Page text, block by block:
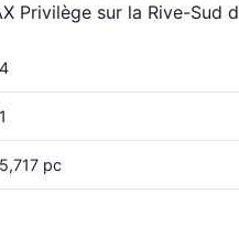
Privilège sur la Rive-Sud
4
1
5,717 pc